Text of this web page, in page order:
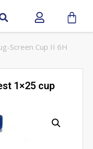
Screen Cup II 6H
1×25 cup